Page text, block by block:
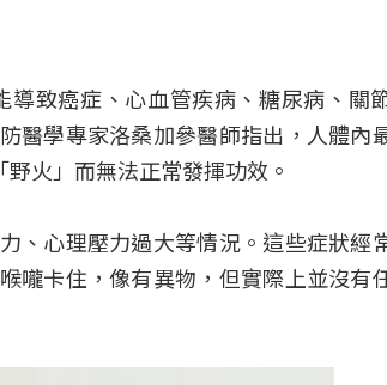
致癌症、心血管疾病、糖尿病、關
醫學專家洛桑加參醫師指出，人體內
火」而無法正常發揮功效。
、心理壓力過大等情況。這些症狀經
嚨卡住，像有異物，但實際上並沒有